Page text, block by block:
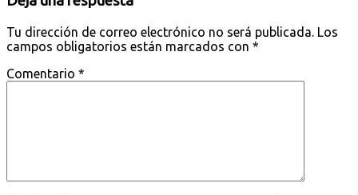
Tu dirección de correo electrónico no será publicada. Los
campos obligatorios están marcados con *
Comentario *